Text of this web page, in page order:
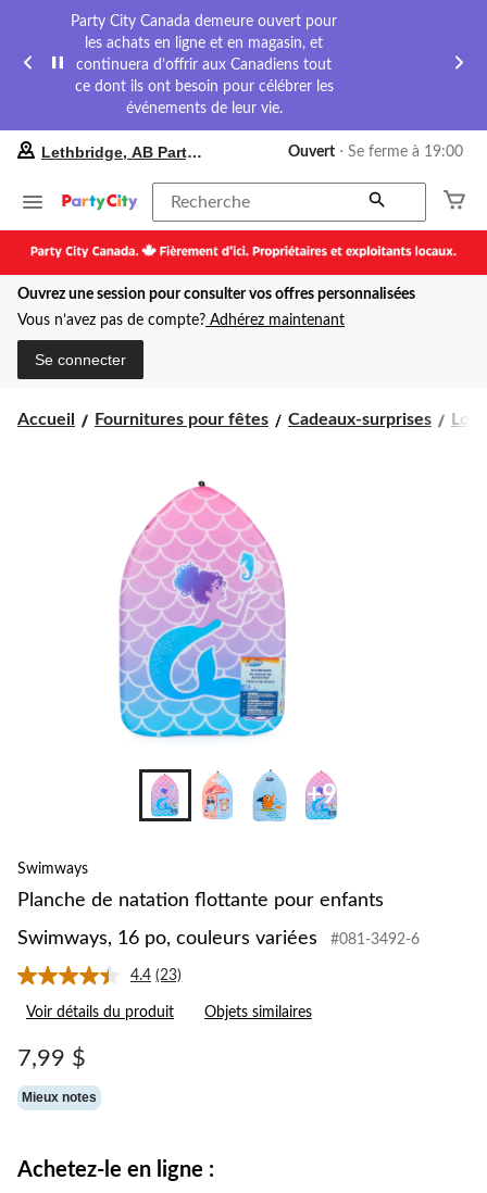
Party City Canada demeure ouvert pour
les achats en ligne et en magasin, et
continuera d’offrir aux Canadiens tout
ce dont ils ont besoin pour célébrer les
événements de leur vie.
préféré
Lethbridge,
Party
City,
courament
Ouvert,
cliquer
Lethbridge, AB Party City Ouvert ⋅ Se ferme à 19:00
Recherche
Ouvrez une session pour consulter vos offres personnalisées
Vous n’avez pas de compte? Adhérez maintenant
Se connecter
Accueil Fournitures pour fêtes Cadeaux-surprises
+9
Swimways
Planche de natation flottante pour enfants
Swimways, 16 po, couleurs variées
#081-3492-6
4.4 Lire
les
23
(23)
Voir détails du produit Objets similaires
7,99 $
Mieux notes
Achetez-le en ligne :